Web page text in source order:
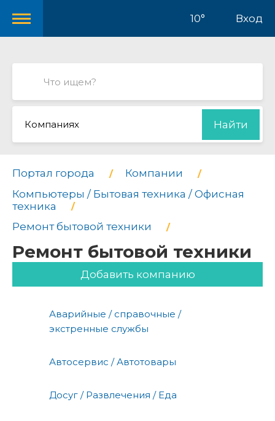
10° Вход
Компаниях Найти
Портал города
Компании
Компьютеры / Бытовая техника / Офисная
техника
Ремонт бытовой техники
Ремонт бытовой техники
Добавить компанию
Аварийные / справочные /
экстренные службы
Автосервис / Автотовары
Досуг / Развлечения / Еда